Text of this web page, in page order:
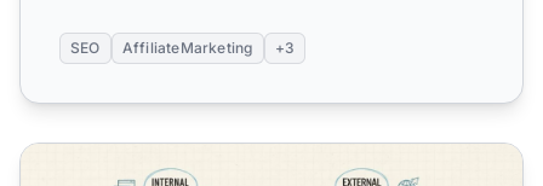
SEO AffiliateMarketing +3
Por Que Os Hiperlinks São Usados em Páginas da Web?